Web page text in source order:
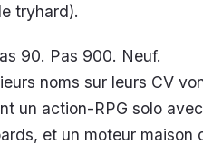
tryhard).
90. Pas 900. Neuf.
noms sur leurs CV
un action-RPG solo avec
et un moteur maison